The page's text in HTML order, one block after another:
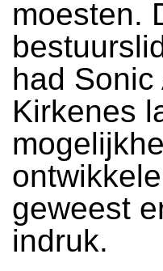
moesten.
had
Kirkenes
geweest
indruk.